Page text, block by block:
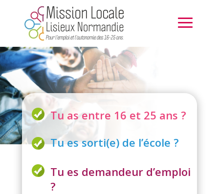
Tu as entre 16 et 25 ans ?
Tu es sorti(e) de l’école ?
Tu es demandeur d’emploi
?